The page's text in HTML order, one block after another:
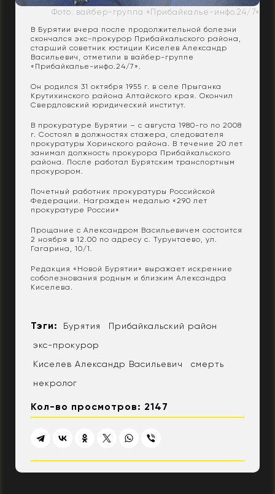
Фото: вайбер-группа «Прибайкалье-инфо.24/7»
В Бурятии вчера после продолжительной болезни
скончался экс-прокурор Прибайкальского района,
старший советник юстиции Киселев Александр
Васильевич, отметили в вайбер-группе
«Прибайкалье-инфо.24/7».
Он родился 31 октября 1955 г. в селе Прыганка
Крутихинского района Алтайского края. Окончил
Свердловский юридический институт.
В прокуратуре Бурятии – с августа 1980-го по 2008
г. Состоял в должностях стажера, следователя
прокуратуры Хоринского района. В течение 20 лет
занимал должность прокурора Прибайкальского
района. После работал Бурятским транспортным
прокурором.
Почетный работник прокуратуры Российской
Федерации. Награжден медалью «290 лет
прокуратуре России»
Прощание с Александром Васильевичем состоится
2 ноября в 12.00 по адресу с. Турунтаево, ул.
Гагарина, 10/1.
Редакция «Новой Бурятии» выражает искренние
соболезнования родным и близким Александра
Киселева.
Тэги: Бурятия
Прибайкальский район
экс-прокурор
Киселев Александр Васильевич
смерть
некролог
Кол-во просмотров: 2147